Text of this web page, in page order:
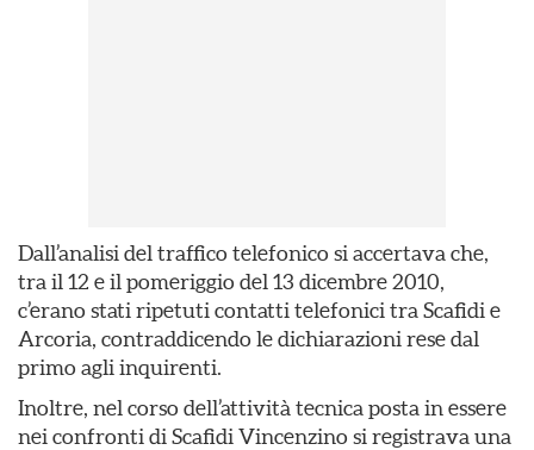
Dall’analisi del traffico telefonico si accertava che,
tra il 12 e il pomeriggio del 13 dicembre 2010,
c’erano stati ripetuti contatti telefonici tra Scafidi e
Arcoria, contraddicendo le dichiarazioni rese dal
primo agli inquirenti.
Inoltre, nel corso dell’attività tecnica posta in essere
nei confronti di Scafidi Vincenzino si registrava una